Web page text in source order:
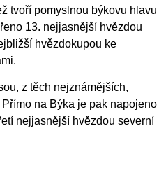
tvoří pomyslnou býkovu hlavu
13. nejjasnější hvězdou
hvězdokupou ke
z těch nejznámějších,
na Býka je pak napojeno
nejjasnější hvězdou severní